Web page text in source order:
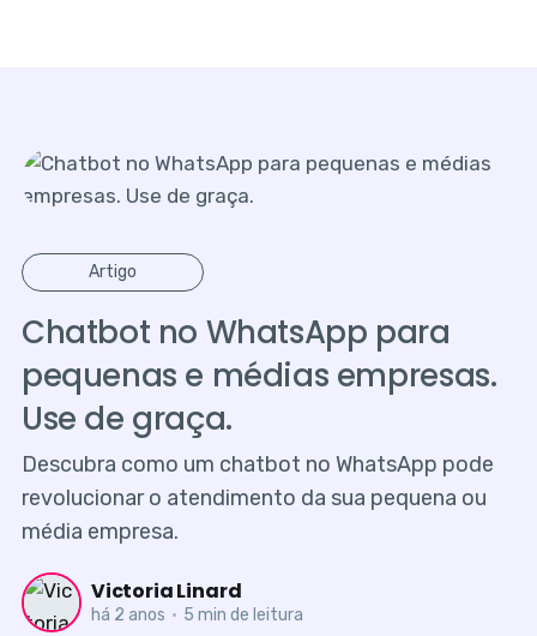
Artigo
Chatbot no WhatsApp para
pequenas e médias empresas.
Use de graça.
Descubra como um chatbot no WhatsApp pode
revolucionar o atendimento da sua pequena ou
média empresa.
Victoria Linard
há 2 anos • 5 min de leitura